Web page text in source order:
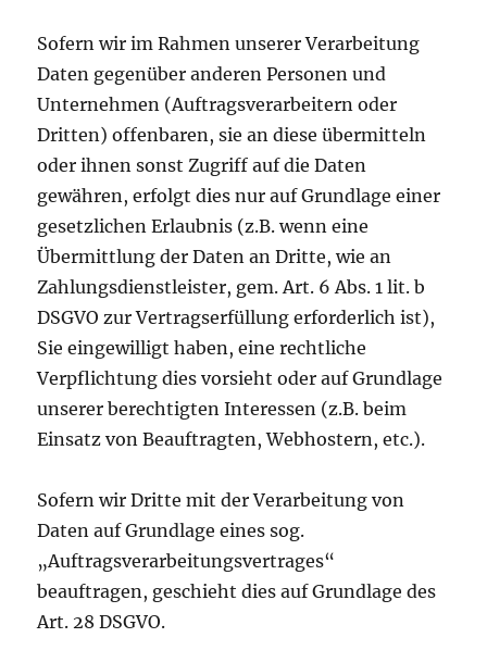
Sofern wir im Rahmen unserer Verarbeitung
Daten gegenüber anderen Personen und
Unternehmen (Auftragsverarbeitern oder
Dritten) offenbaren, sie an diese übermitteln
oder ihnen sonst Zugriff auf die Daten
gewähren, erfolgt dies nur auf Grundlage einer
gesetzlichen Erlaubnis (z.B. wenn eine
Übermittlung der Daten an Dritte, wie an
Zahlungsdienstleister, gem. Art. 6 Abs. 1 lit. b
DSGVO zur Vertragserfüllung erforderlich ist),
Sie eingewilligt haben, eine rechtliche
Verpflichtung dies vorsieht oder auf Grundlage
unserer berechtigten Interessen (z.B. beim
Einsatz von Beauftragten, Webhostern, etc.).
Sofern wir Dritte mit der Verarbeitung von
Daten auf Grundlage eines sog.
„Auftragsverarbeitungsvertrages“
beauftragen, geschieht dies auf Grundlage des
Art. 28 DSGVO.